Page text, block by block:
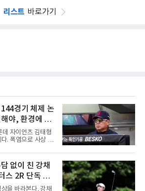
리스트 바로가기
경기 체제 논
야, 환경에 맞
자이언츠 김태형
. 폭염으로 사상 초
지 않았다. 우천,
는 현실에서 현재
속 가능한지 질문
계적으로 특별히
리그는 팀당 162경
없이 친 강채
스 2R 단독 선
을 바라본다. 강채